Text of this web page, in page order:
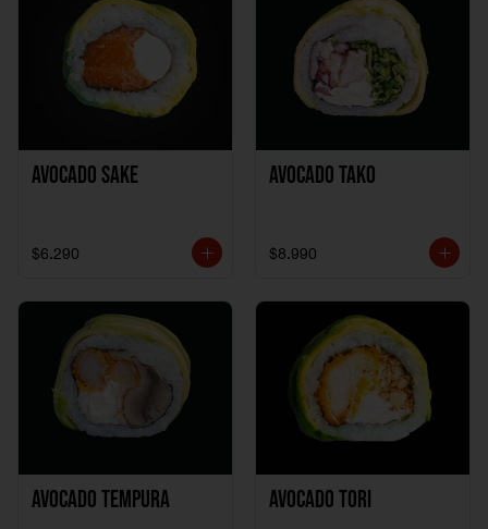
Avocado Sake
$6.290
Avocado Tako
$8.990
Avocado Tempura Avocado Tori